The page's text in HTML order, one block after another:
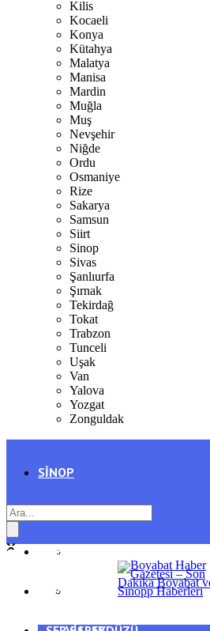
Kilis
Kocaeli
Konya
Kütahya
Malatya
Manisa
Mardin
Muğla
Muş
Nevşehir
Niğde
Ordu
Osmaniye
Rize
Sakarya
Samsun
Siirt
Sinop
Sivas
Şanlıurfa
Şırnak
Tekirdağ
Tokat
Trabzon
Tunceli
Uşak
Van
Yalova
Yozgat
Zonguldak
SINOP
AYANCIK
GENEL
SPOR